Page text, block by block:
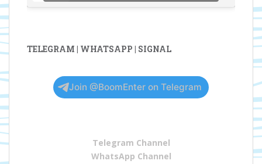
TELEGRAM | WHATSAPP | SIGNAL
Join @BoomEnter on Telegram
Telegram Channel
WhatsApp Channel